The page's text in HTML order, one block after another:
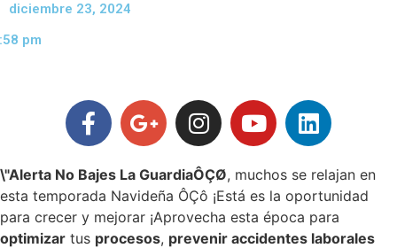
diciembre 23, 2024
pm
\"Alerta No Bajes La GuardiaÔÇØ, muchos se relajan en
esta temporada Navideña ÔÇô ¡Está es la oportunidad
para crecer y mejorar ¡Aprovecha esta época para
optimizar tus procesos, prevenir accidentes laborales